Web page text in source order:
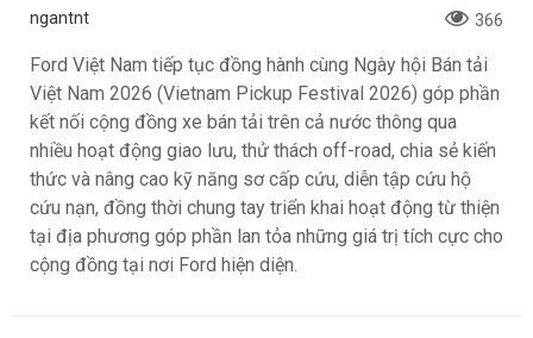
ngantnt 366
Ford Việt Nam tiếp tục đồng hành cùng Ngày hội Bán tải
Việt Nam 2026 (Vietnam Pickup Festival 2026) góp phần
kết nối cộng đồng xe bán tải trên cả nước thông qua
nhiều hoạt động giao lưu, thử thách off-road, chia sẻ kiến
thức và nâng cao kỹ năng sơ cấp cứu, diễn tập cứu hộ
cứu nạn, đồng thời chung tay triển khai hoạt động từ thiện
tại địa phương góp phần lan tỏa những giá trị tích cực cho
cộng đồng tại nơi Ford hiện diện.